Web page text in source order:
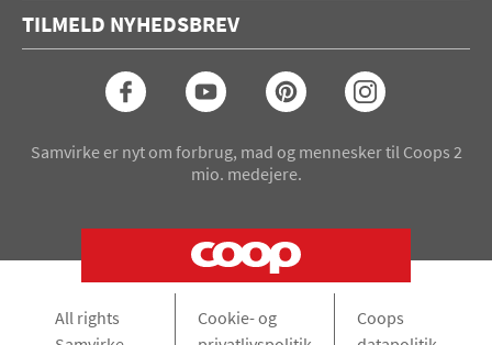
Konkurrencer
Seneste Samvirke-magasin
Annoncering
Coop medlem
TILMELD NYHEDSBREV
Samvirke er nyt om forbrug, mad og mennesker til Coops 2
mio. medejere.
All rights
Cookie- og
Coops